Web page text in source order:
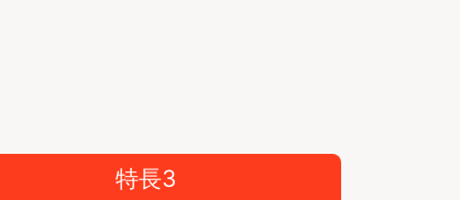
特長3